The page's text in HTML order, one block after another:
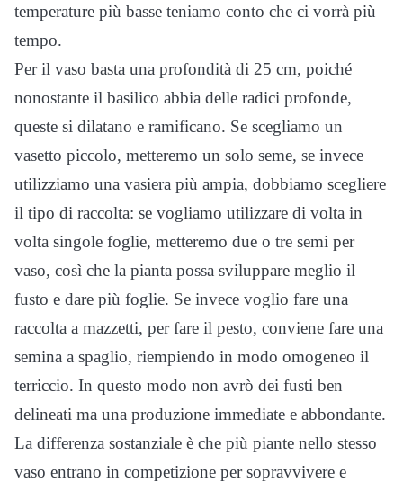
temperature più basse teniamo conto che ci vorrà più
tempo.
Per il vaso basta una profondità di 25 cm, poiché
nonostante il basilico abbia delle radici profonde,
queste si dilatano e ramificano. Se scegliamo un
vasetto piccolo, metteremo un solo seme, se invece
utilizziamo una vasiera più ampia, dobbiamo scegliere
il tipo di raccolta: se vogliamo utilizzare di volta in
volta singole foglie, metteremo due o tre semi per
vaso, così che la pianta possa sviluppare meglio il
fusto e dare più foglie. Se invece voglio fare una
raccolta a mazzetti, per fare il pesto, conviene fare una
semina a spaglio, riempiendo in modo omogeneo il
terriccio. In questo modo non avrò dei fusti ben
delineati ma una produzione immediate e abbondante.
La differenza sostanziale è che più piante nello stesso
vaso entrano in competizione per sopravvivere e